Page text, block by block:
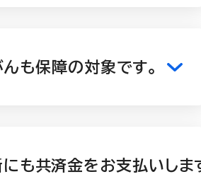
も保障の対象です。
も共済金をお支払いしま